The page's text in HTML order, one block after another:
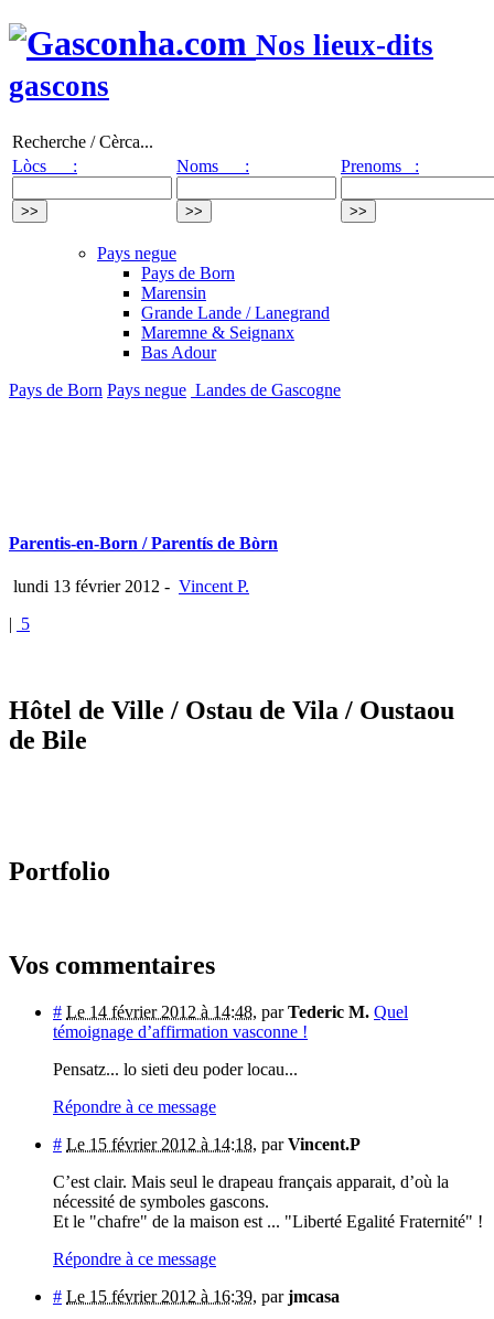
Nos lieux-dits
gascons
Recherche / Cèrca...
Lòcs :
Noms : Prenoms :
Pays negue
Pays de Born
Marensin
Grande Lande / Lanegrand
Maremne & Seignanx
Bas Adour
Pays de Born Pays negue Landes de Gascogne
Parentis-en-Born / Parentís de Bòrn
lundi 13 février 2012 - Vincent P.
| 5
Hôtel de Ville / Ostau de Vila / Oustaou
de Bile
Portfolio
Vos commentaires
# Le 14 février 2012 à 14:48, parTederic M. Quel
témoignage d’affirmation vasconne !
Pensatz... lo sieti deu poder locau...
Répondre à ce message
# Le 15 février 2012 à 14:18, parVincent.P
C’est clair. Mais seul le drapeau français apparait, d’où la
nécessité de symboles gascons.
Et le "chafre" de la maison est ... "Liberté Egalité Fraternité" !
Répondre à ce message
# Le 15 février 2012 à 16:39, parjmcasa